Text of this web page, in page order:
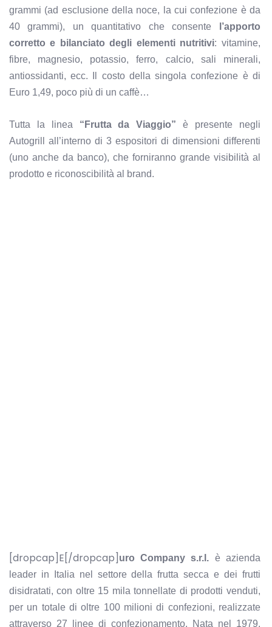
grammi (ad esclusione della noce, la cui confezione è da
40 grammi), un quantitativo che consente
l’apporto
corretto e bilanciato degli elementi nutritivi: vitamine,
fibre, magnesio, potassio, ferro, calcio, sali minerali,
antiossidanti, ecc. Il costo della singola confezione è di
Euro 1,49, poco più di un caffè…
Tutta la linea “Frutta da Viaggio” è presente negli
Autogrill all’interno di 3 espositori di dimensioni differenti
(uno anche da banco), che forniranno grande visibilità al
prodotto e riconoscibilità al brand.
[dropcap]E[/dropcap] uro Company s.r.l. è azienda
leader in Italia nel settore della frutta secca e dei frutti
disidratati, con oltre 15 mila tonnellate di prodotti venduti,
per un totale di oltre 100 milioni di confezioni, realizzate
attraverso 27 linee di confezionamento. Nata nel 1979,